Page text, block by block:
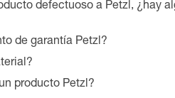
defectuoso a Petzl, ¿hay
de garantía Petzl?
producto Petzl?